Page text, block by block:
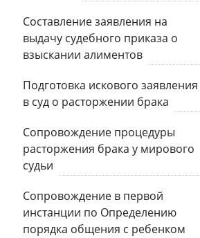
Составление заявления на
выдачу судебного приказа о
взыскании алиментов
Подготовка искового заявления
в суд о расторжении брака
Сопровождение процедуры
расторжения брака у мирового
судьи
Сопровождение в первой
инстанции по Определению
порядка общения с ребенком